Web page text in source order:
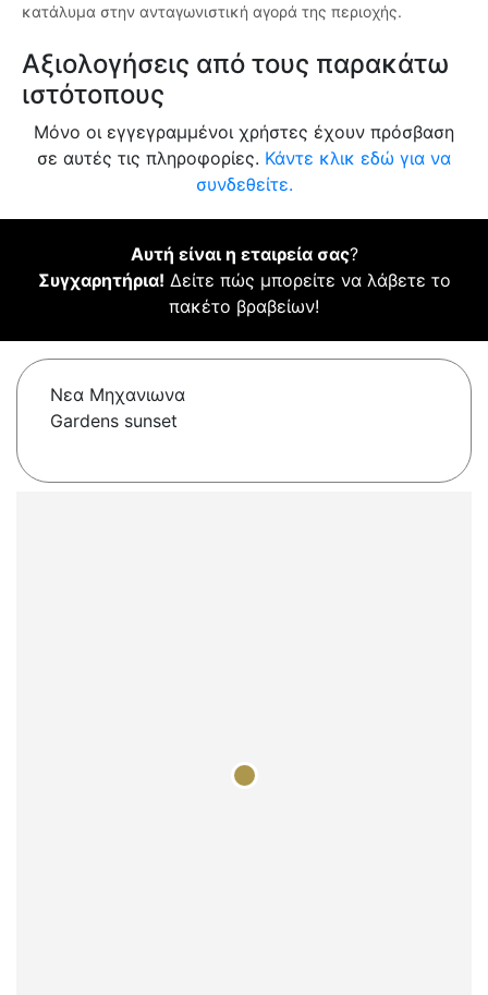
κατάλυμα στην ανταγωνιστική αγορά της περιοχής.
Αξιολογήσεις από τους παρακάτω
ιστότοπους
Μόνο οι εγγεγραμμένοι χρήστες έχουν πρόσβαση
σε αυτές τις πληροφορίες. Κάντε κλικ εδώ για να
συνδεθείτε.
Αυτή είναι η εταιρεία σας?
Συγχαρητήρια! Δείτε πώς μπορείτε να λάβετε το
πακέτο βραβείων!
Νεα Μηχανιωνα
Gardens sunset